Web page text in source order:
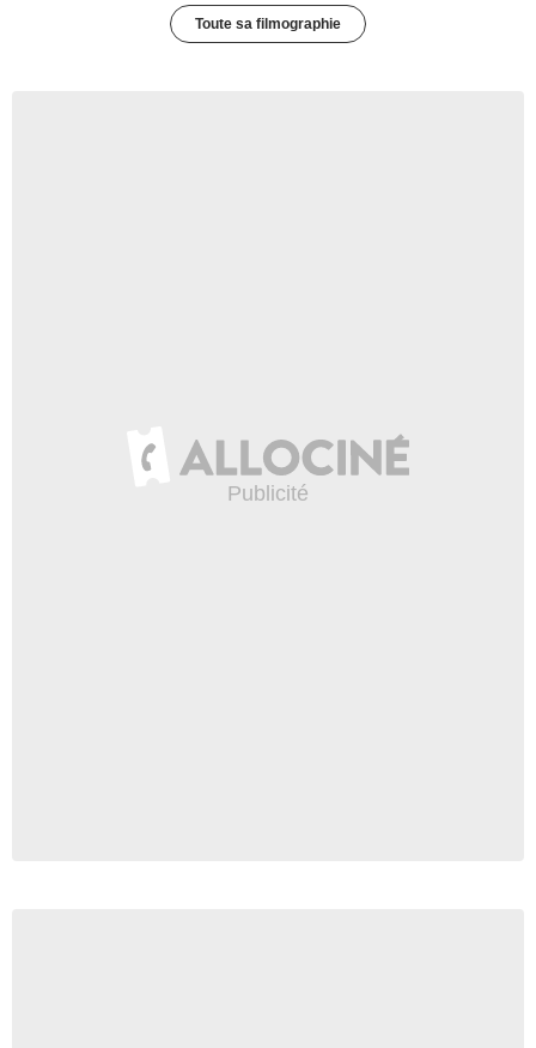
Toute sa filmographie